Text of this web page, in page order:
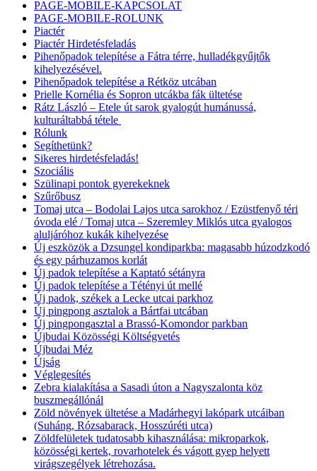
PAGE-MOBILE-KAPCSOLAT
PAGE-MOBILE-ROLUNK
Piactér
Piactér Hirdetésfeladás
Pihenőpadok telepítése a Fátra térre, hulladékgyűjtők
kihelyezésével.
Pihenőpadok telepítése a Rétköz utcában
Prielle Kornélia és Sopron utcákba fák ültetése
Rátz László – Etele út sarok gyalogút humánussá,
kulturáltabbá tétele
Rólunk
Segíthetünk?
Sikeres hirdetésfeladás!
Szociális
Szülinapi pontok gyerekeknek
Szűrőbusz
Tomaj utca – Bodolai Lajos utca sarokhoz / Ezüstfenyő téri
óvoda elé / Tomaj utca – Szeremley Miklós utca gyalogos
aluljáróhoz kukák kihelyezése
Új eszközök a Dzsungel kondiparkba: magasabb húzodzkodó
és egy párhuzamos korlát
Új padok telepítése a Kaptató sétányra
Új padok telepítése a Tétényi út mellé
Új padok, székek a Lecke utcai parkhoz
Új pingpong asztalok a Bártfai utcában
Új pingpongasztal a Brassó-Komondor parkban
Újbudai Közösségi Költségvetés
Újbudai Méz
Újság
Véglegesítés
Zebra kialakítása a Sasadi úton a Nagyszalonta köz
buszmegállónál
Zöld növények ültetése a Madárhegyi lakópark utcáiban
(Suháng, Rózsabarack, Hosszúréti utca)
Zöldfelületek tudatosabb kihasználása: mikroparkok,
közösségi kertek, rovarhotelek és vágott gyep helyett
virágszegélyek létrehozása.